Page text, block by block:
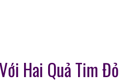
Hai Quả Tim Đỏ